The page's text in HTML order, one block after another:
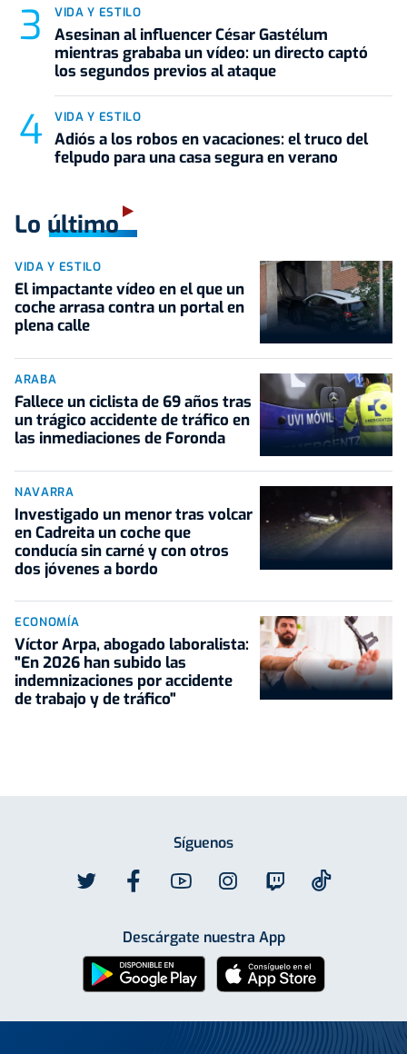
VIDA Y ESTILO
Asesinan al influencer César Gastélum
mientras grababa un vídeo: un directo captó
los segundos previos al ataque
VIDA Y ESTILO
Adiós a los robos en vacaciones: el truco del
felpudo para una casa segura en verano
Lo último
VIDA Y ESTILO
El impactante vídeo en el que un
coche arrasa contra un portal en
plena calle
ARABA
Fallece un ciclista de 69 años tras
un trágico accidente de tráfico en
las inmediaciones de Foronda
NAVARRA
Investigado un menor tras volcar
en Cadreita un coche que
conducía sin carné y con otros
dos jóvenes a bordo
ECONOMÍA
Víctor Arpa, abogado laboralista:
"En 2026 han subido las
indemnizaciones por accidente
de trabajo y de tráfico"
Síguenos
Descárgate nuestra App